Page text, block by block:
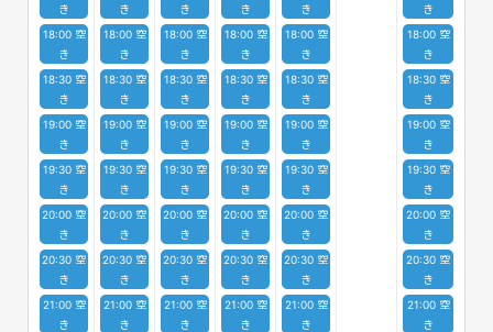
き
18:00 空
き
18:30 空
き
19:00 空
き
19:30 空
き
20:00 空
き
20:30 空
き
21:00 空
き
き
18:00 空
き
18:30 空
き
19:00 空
き
19:30 空
き
20:00 空
き
20:30 空
き
21:00 空
き
き
18:00 空
き
18:30 空
き
19:00 空
き
19:30 空
き
20:00 空
き
20:30 空
き
21:00 空
き
き
18:00 空
き
18:30 空
き
19:00 空
き
19:30 空
き
20:00 空
き
20:30 空
き
21:00 空
き
き
18:00 空
き
18:30 空
き
19:00 空
き
19:30 空
き
20:00 空
き
20:30 空
き
21:00 空
き
き
18:00 空
き
18:30 空
き
19:00 空
き
19:30 空
き
20:00 空
き
20:30 空
き
21:00 空
き